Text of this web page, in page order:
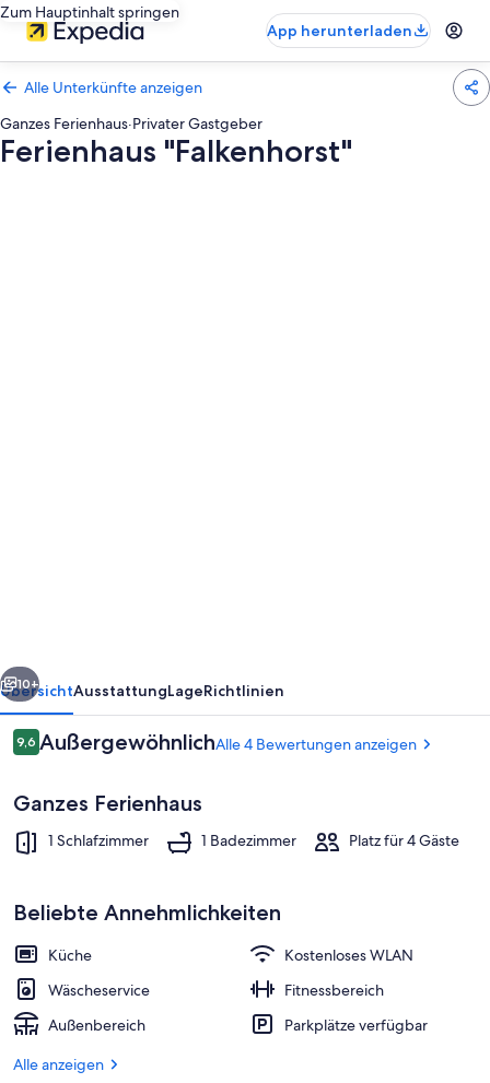
Zum Hauptinhalt springen
App herunterladen
Alle Unterkünfte anzeigen
Ganzes Ferienhaus·Privater Gastgeber
Ferienhaus "Falkenhorst"
Terrasse/Patio
Weiter
10+
ÜbersichtAusstattungLageRichtlinien
Bewertungen
9,69,6 von 10.
AußergewöhnlichAlle 4 Bewertungen anzeigen
Ganzes Ferienhaus
1 Schlafzimmer 1 Badezimmer Platz für 4 Gäste
Beliebte Annehmlichkeiten
Küche
Kostenloses WLAN
Wäscheservice
Fitnessbereich
Außenbereich
Parkplätze verfügbar
Alle anzeigen